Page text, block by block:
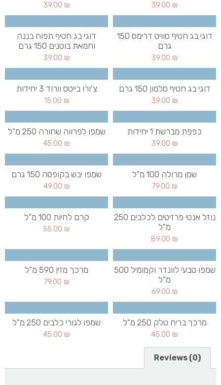
39.00 ₪
39.00 ₪
דוגי בג חטיף סוויט דרימס 150
גרם
39.00 ₪
דוגי בג חטיף תפוח בננה
וחמאת בוטנים 150 גרם
39.00 ₪
דוגי בג חטיף סלמון 150 גרם
39.00 ₪
צ'ורו בייטס וורוד 3 יחידות
15.00 ₪
כפפת מברשת 1 יחידות
39.00 ₪
שמפו לפרווה שחורה 250 מ"ל
45.00 ₪
שמן מרולה 100 מ"ל
79.00 ₪
שמפו יבש בקופסה 150 גרם
49.00 ₪
נוזל אנטי פרזיטים לכלבים 250
מ"ל
89.00 ₪
קרם לחיות 100 מ"ל
55.00 ₪
שמפו טבעי לוונדר וקמומיל 500
מ"ל
69.00 ₪
מרכך מזין 590 מ"ל
79.00 ₪
מרכך בריח טלק 250 מ"ל
45.00 ₪
שמפו לגורי כלבים 250 מ"ל
45.00 ₪
Reviews (0)